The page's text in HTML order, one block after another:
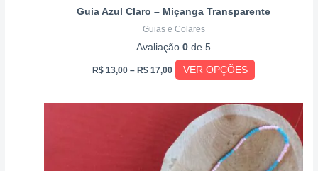
Guia Azul Claro – Miçanga Transparente
Guias e Colares
Avaliação0 de 5
R$ 13,00 – R$ 17,00 VER OPÇÕES
range:
R$ 13,00
through
R$ 17,00
Este
produto
várias